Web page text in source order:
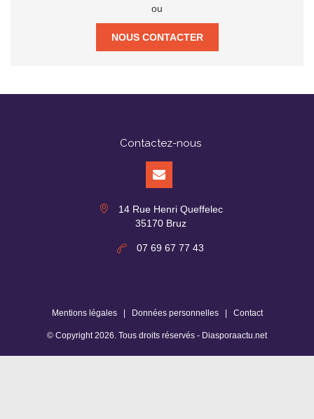
ou
NOUS CONTACTER
Contactez-nous
14 Rue Henri Queffelec
35170 Bruz
07 69 67 77 43
Mentions légales| Données personnelles| Contact
© Copyright2026. Tous droits réservés - Diasporaactu.net